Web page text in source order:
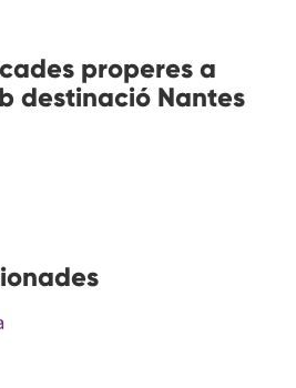
properes a
destinació Nantes